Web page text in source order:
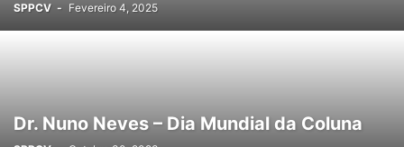
SPPCV - Fevereiro 4, 2025
Dr. Nuno Neves – Dia Mundial da Coluna